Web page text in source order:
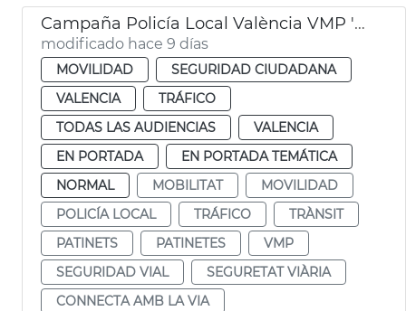
Campaña Policía Local València VMP 'Conecta con la vía'
modificado hace 9 días
MOVILIDAD
SEGURIDAD CIUDADANA
VALENCIA
TRÁFICO
TODAS LAS AUDIENCIAS
VALENCIA
EN PORTADA
EN PORTADA TEMÁTICA
NORMAL
MOBILITAT
MOVILIDAD
POLICÍA LOCAL
TRÁFICO
TRÀNSIT
PATINETS
PATINETES
VMP
SEGURIDAD VIAL
SEGURETAT VIÀRIA
CONNECTA AMB LA VIA